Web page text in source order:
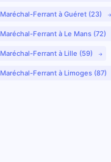
Maréchal-Ferrant à Guéret (23)
Maréchal-Ferrant à Le Mans (72)
Maréchal-Ferrant à Lille (59)
Maréchal-Ferrant à Limoges (87)